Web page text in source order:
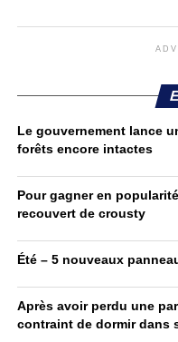
Le gouvernement lance
forêts encore intactes
Pour gagner en
recouvert de crousty
Été – 5 nouveaux
Après avoir perdu une
contraint de dormir dans